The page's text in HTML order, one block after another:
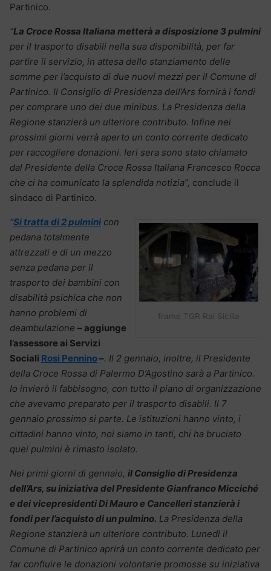
Partinico.
“La Croce Rossa Italiana metterà a disposizione 3 pulmini
per il trasporto disabili nella sua disponibilità, per far
partire il servizio, in attesa dello stanziamento delle
somme per l’acquisto di due nuovi mezzi per il Comune di
Partinico. Il Consiglio di Presidenza dell’Ars fornirà i fondi
per comprare uno dei due minibus. La Presidenza della
Regione stanzierà un ulteriore contributo. Infine nei
prossimi giorni verrà aperto un conto corrente dedicato
per raccogliere donazioni. Ieri sera sono stato chiamato
dal Presidente della Croce Rossa Italiana Francesco Rocca
che ci ha comunicato la splendida notizia”, conclude il
sindaco di Partinico.
frame TGR Rai Sicilia
“Si tratta di 2 pulmini con
pedana totalmente
attrezzati e di un mezzo
senza pedana per il
trasporto dei bambini con
disabilità psichica che non
hanno problemi di
deambulazione – aggiunge
l’assessore ai Servizi
Sociali Rosi Pennino–. Il 2 gennaio, inoltre, il Presidente
della Croce Rossa di Palermo D’Agostino sarà a Partinico.
Io invierò il fabbisogno, con tutto il piano di organizzazione
che avevamo preparato per il trasporto disabili. Il 7
gennaio prossimo si parte. Le istituzioni hanno vinto, i
cittadini hanno vinto, noi siamo in tanti, chi ha bruciato
quei pulmini è rimasto isolato.
Nei primi giorni di gennaio, il Consiglio di Presidenza
dell’Ars, su iniziativa del Presidente Gianfranco Micciché
e dei vicepresidenti Di Mauro e Cancelleri stanzierà i
fondi per l’acquisto di un pulmino. La Presidenza della
Regione stanzierà un ulteriore contributo. Lunedì il
Comune di Partinico aprirà un conto corrente dedicato per
far confluire le donazioni volontarie promosse su iniziativa